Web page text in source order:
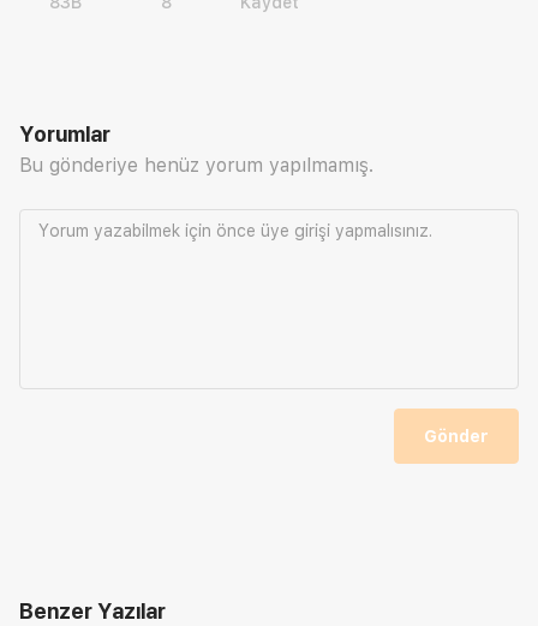
Yorumlar
Bu gönderiye henüz yorum yapılmamış.
Yorum yazabilmek için önce üye girişi yapmalısınız.
Gönder
Benzer Yazılar